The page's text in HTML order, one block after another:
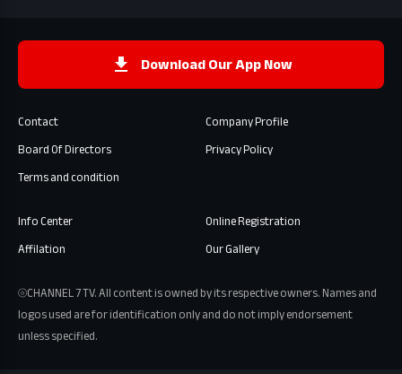
Download Our App Now
Contact
Company Profile
Board Of Directors
Privacy Policy
Terms and condition
Info Center
Online Registration
Affilation
Our Gallery
⦾CHANNEL 7 TV. All content is owned by its respective owners. Names and
logos used are for identification only and do not imply endorsement
unless specified.